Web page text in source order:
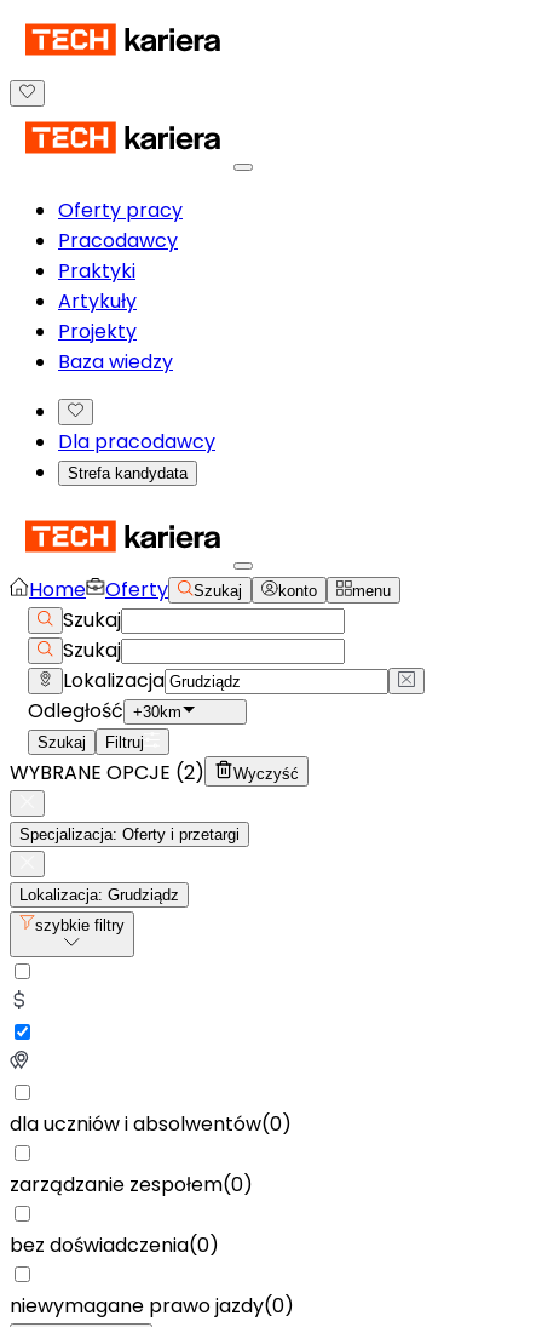
Oferty pracy
Pracodawcy
Praktyki
Artykuły
Projekty
Baza wiedzy
Dla pracodawcy
Strefa kandydata
Home Oferty Szukaj konto menu
Szukaj
Szukaj
Lokalizacja
Odległość +30km
Szukaj
Filtruj
WYBRANE OPCJE (2) Wyczyść
Specjalizacja: Oferty i przetargi
Lokalizacja: Grudziądz
szybkie filtry
dla uczniów i absolwentów(0)
zarządzanie zespołem(0)
bez doświadczenia(0)
niewymagane prawo jazdy(0)